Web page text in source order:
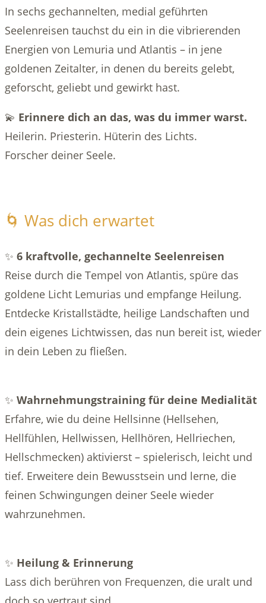
In sechs gechannelten, medial geführten
Seelenreisen tauchst du ein in die vibrierenden
Energien von Lemuria und Atlantis – in jene
goldenen Zeitalter, in denen du bereits gelebt,
geforscht, geliebt und gewirkt hast.
💫 Erinnere dich an das, was du immer warst.
Heilerin. Priesterin. Hüterin des Lichts.
Forscher deiner Seele.
🌀 Was dich erwartet
✨ 6 kraftvolle, gechannelte Seelenreisen
Reise durch die Tempel von Atlantis, spüre das
goldene Licht Lemurias und empfange Heilung.
Entdecke Kristallstädte, heilige Landschaften und
dein eigenes Lichtwissen, das nun bereit ist, wieder
in dein Leben zu fließen.
✨ Wahrnehmungstraining für deine Medialität
Erfahre, wie du deine Hellsinne (Hellsehen,
Hellfühlen, Hellwissen, Hellhören, Hellriechen,
Hellschmecken) aktivierst – spielerisch, leicht und
tief. Erweitere dein Bewusstsein und lerne, die
feinen Schwingungen deiner Seele wieder
wahrzunehmen.
✨ Heilung & Erinnerung
Lass dich berühren von Frequenzen, die uralt und